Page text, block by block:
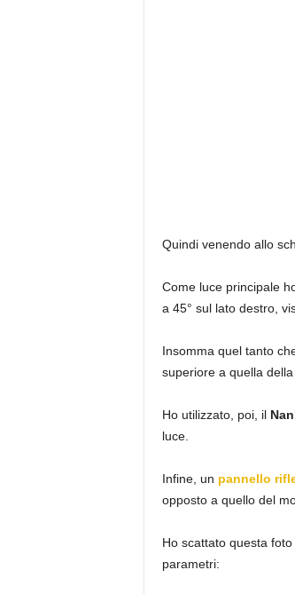
Quindi venendo allo
Come luce principale
a 45° sul lato destro,
Insomma quel tanto
superiore a quella della
Ho utilizzato, poi, il
luce.
Infine, un pannello
opposto a quello del
Ho scattato questa
parametri: